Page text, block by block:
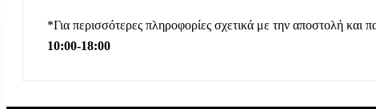
*Για περισσότερες πληροφορίες σχετικά με την αποστολή και
10:00-18:00